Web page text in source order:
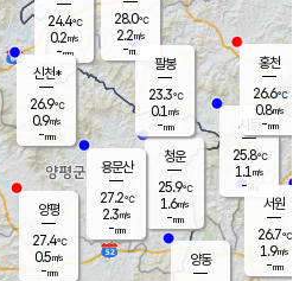
24.4℃
0.2m/s
-mm
28.0℃
2.2m/s
-mm
청운
25.9℃
1.6m/s
-mm
팔봉
23.3℃
0.1 m/s
-mm
양동
신천*
26.9℃
0.9m/s
-mm
시동
25.8℃
1.1 m/s
- mm
서원
26.7℃
1.9m/s
-mm
용문산
27.2℃
2.3m/s
-mm
홍천
26.6℃
0.8m/s
-mm
양평
27.4℃
0.5m/s
-mm